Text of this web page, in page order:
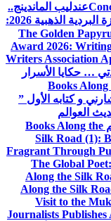
عندليب الماندينج..
جائزة البردية الذهبية 2026:
The Golden
Award 2026:
Writers Association
… حكايا الأسرار
Books
و كتابه الأول ”
العوالم
Books Along the
Silk Road (1):
Fragrant Through
The Global
Along the Silk
Along the Silk
Visit to the
Journalists